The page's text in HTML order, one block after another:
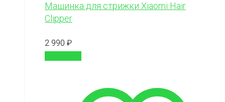
Машинка для стрижки Xiaomi Hair
Clipper
2 990 ₽